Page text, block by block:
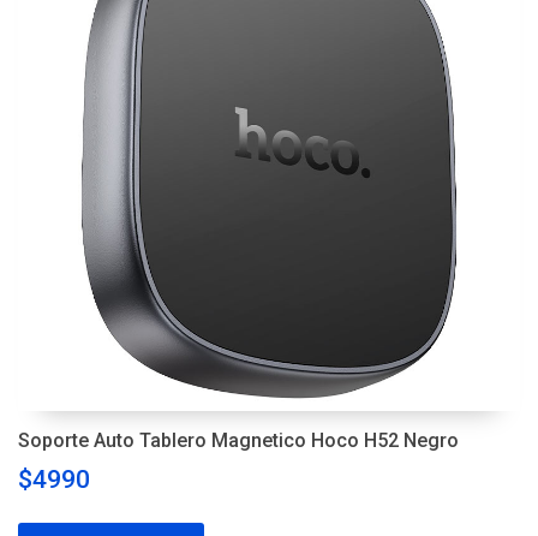
Soporte Auto Tablero Magnetico Hoco H52 Negro
$4990